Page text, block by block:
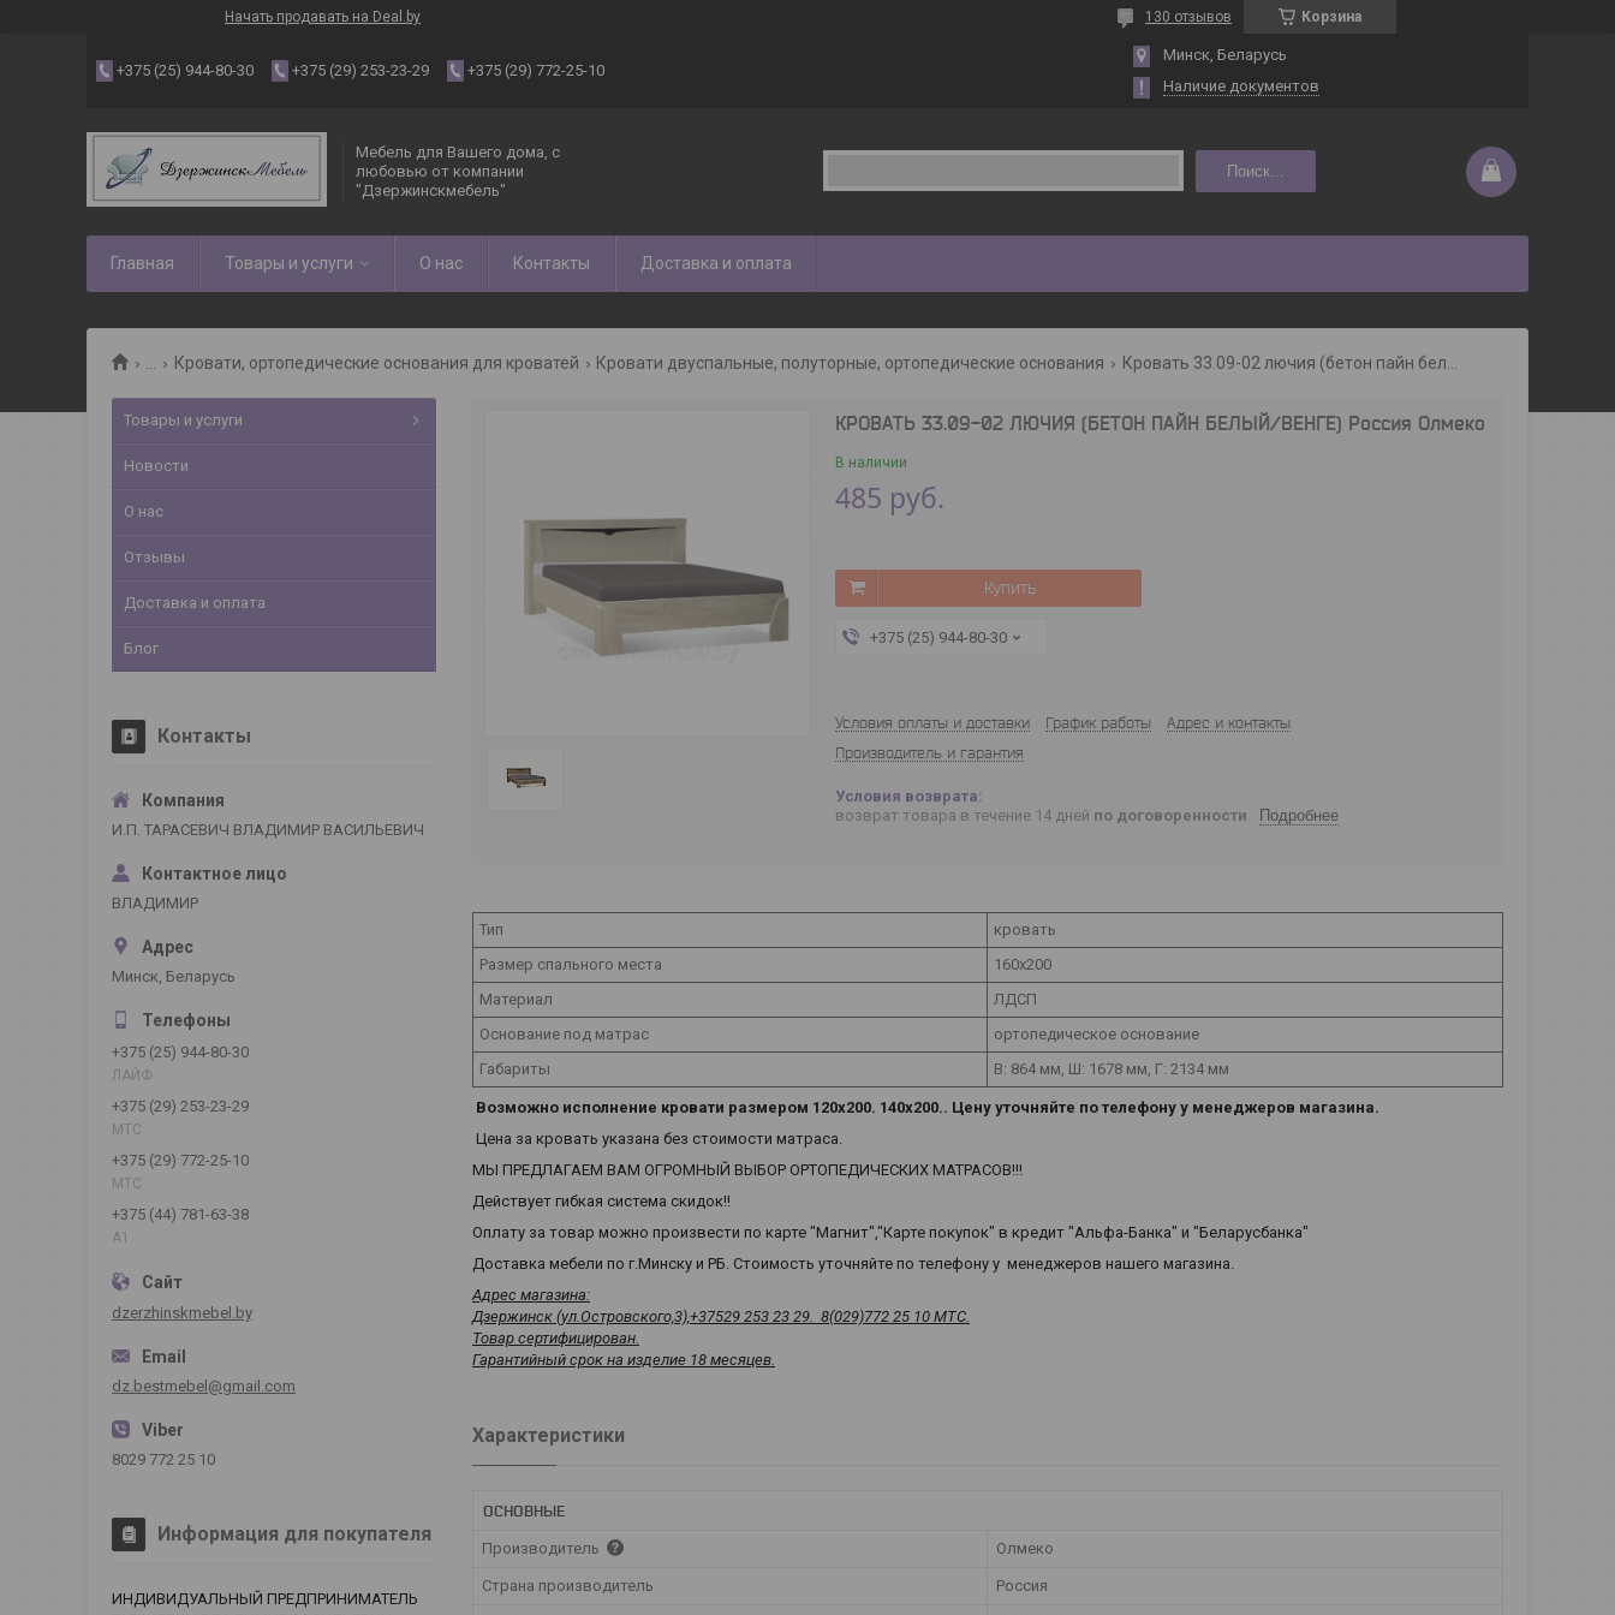
Начать продавать на Deal.by Корзина
130 отзывов
+375 (25) 944-80-30 +375 (29) 253-23-29 +375 (29) 772-25-10
Минск, Беларусь
Наличие документов
Мебель для Вашего дома, с
любовью от компании
"Дзержинскмебель"
Поиск...
Главная Товары и услуги О нас Контакты Доставка и оплата
Кровати, ортопедические основания для кроватей Кровати двуспальные, полуторные, ортопедические основания
КРОВАТЬ 33.09-02 ЛЮЧИЯ (БЕТОН ПАЙН БЕЛЫЙ/ВЕНГЕ) Россия Олмеко
В наличии
485 руб.
Купить
+375 (25) 944-80-30
Условия оплаты и доставки График работы
Адрес и контакты
Производитель и гарантия
возврат товара в течение 14 дней по договоренности Подробнее
Тип
кровать
Размер спального места
160х200
Материал
ЛДСП
Основание под матрас
ортопедическое основание
Габариты
В: 864 мм, Ш: 1678 мм, Г: 2134 мм
Возможно исполнение кровати размером 120х200. 140х200.. Цену уточняйте по телефону у менеджеров магазина.
Цена за кровать указана без стоимости матраса.
МЫ ПРЕДЛАГАЕМ ВАМ ОГРОМНЫЙ ВЫБОР ОРТОПЕДИЧЕСКИХ МАТРАСОВ!!!
Действует гибкая система скидок!!
Оплату за товар можно произвести по карте "Магнит","Карте покупок" в кредит "Альфа-Банка" и "Беларусбанка"
Доставка мебели по г.Минску и РБ. Стоимость уточняйте по телефону у менеджеров нашего магазина.
Адрес магазина:
Дзержинск (ул.Островского,3),+37529 253 23 29. 8(029)772 25 10 МТС.
Товар сертифицирован.
Гарантийный срок на изделие 18 месяцев.
Характеристики
ОСНОВНЫЕ
Производитель Олмеко
Страна производитель Россия
Товары и услуги
Новости
О нас
Отзывы
Доставка и оплата
Блог
Контакты
И.П. ТАРАСЕВИЧ ВЛАДИМИР ВАСИЛЬЕВИЧ
ВЛАДИМИР
Минск, Беларусь
+375 (25) 944-80-30
ЛАЙФ
+375 (29) 253-23-29
МТС
+375 (29) 772-25-10
МТС
+375 (44) 781-63-38
А1
dzerzhinskmebel.by
dz.bestmebel@gmail.com
8029 772 25 10
Информация для покупателя
ИНДИВИДУАЛЬНЫЙ ПРЕДПРИНИМАТЕЛЬ